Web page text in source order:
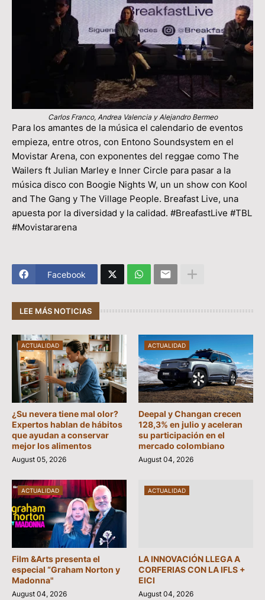
Carlos Franco, Andrea Valencia y Alejandro Bermeo
Para los amantes de la música el calendario de eventos
empieza, entre otros, con Entono Soundsystem en el
Movistar Arena, con exponentes del reggae como The
Wailers ft Julian Marley e Inner Circle para pasar a la
música disco con Boogie Nights W, un un show con Kool
and The Gang y The Village People. Breafast Live, una
apuesta por la diversidad y la calidad. #BreafastLive #TBL
#Movistararena
Facebook
LEE MÁS NOTICIAS
ACTUALIDAD
¿Su nevera tiene mal olor?
Expertos hablan de hábitos
que ayudan a conservar
mejor los alimentos
August 05, 2026
ACTUALIDAD
Deepal y Changan crecen
128,3% en julio y aceleran
su participación en el
mercado colombiano
August 04, 2026
ACTUALIDAD
Film &Arts presenta el
especial “Graham Norton y
Madonna"
August 04, 2026
ACTUALIDAD
LA INNOVACIÓN LLEGA A
CORFERIAS CON LA IFLS +
EICI
August 04, 2026